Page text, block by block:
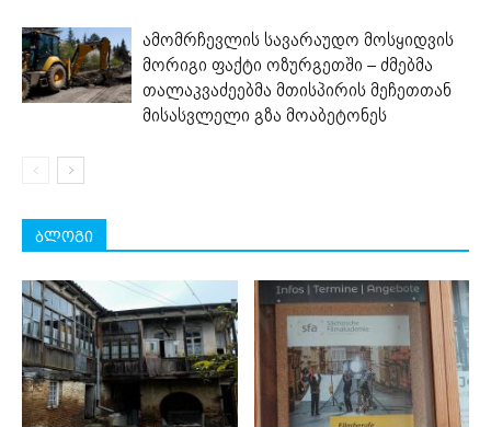
ამომრჩევლის სავარაუდო მოსყიდვის
მორიგი ფაქტი ოზურგეთში – ძმებმა
თალაკვაძეებმა მთისპირის მეჩეთთან
მისასვლელი გზა მოაბეტონეს
ბლოგი